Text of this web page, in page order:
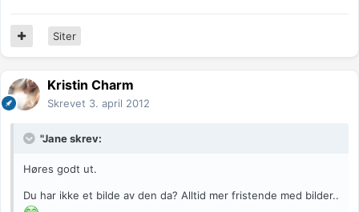
Siter
Kristin Charm
Skrevet 3. april 2012
"Jane skrev:
Høres godt ut.
Du har ikke et bilde av den da? Alltid mer fristende med bilder..